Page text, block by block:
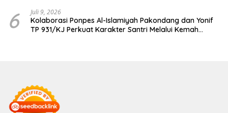
6 Juli 9, 2026
Kolaborasi Ponpes Al-Islamiyah Pakondang dan Yonif
TP 931/KJ Perkuat Karakter Santri Melalui Kemah